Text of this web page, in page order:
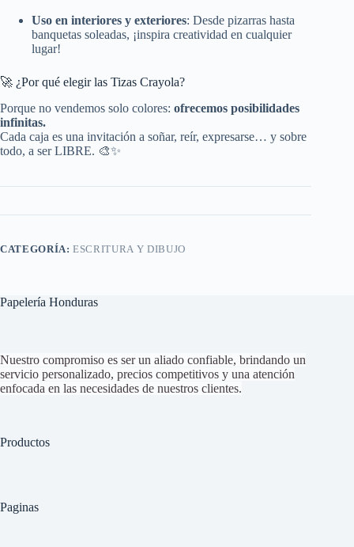
Uso en interiores y exteriores: Desde pizarras hasta
banquetas soleadas, ¡inspira creatividad en cualquier
lugar!
🚀 ¿Por qué elegir las Tizas Crayola?
Porque no vendemos solo colores: ofrecemos posibilidades
infinitas.
Cada caja es una invitación a soñar, reír, expresarse… y sobre
todo, a ser LIBRE. 🎨✨
CATEGORÍA:ESCRITURA Y DIBUJO
Papelería Honduras
Nuestro compromiso es ser un aliado confiable, brindando un
servicio personalizado, precios competitivos y una atención
enfocada en las necesidades de nuestros clientes.
Productos
Paginas